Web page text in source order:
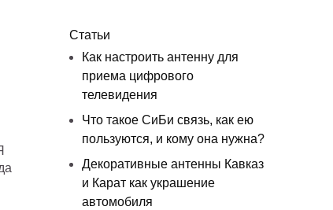
Статьи
Как настроить антенну для
приема цифрового
телевидения
Что такое СиБи связь, как ею
пользуются, и кому она нужна?
Декоративные антенны Кавказ
и Карат как украшение
автомобиля